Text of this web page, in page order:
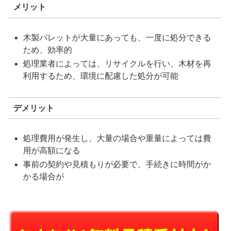
メリット
木製パレットが大量にあっても、一度に処分できる
ため、効率的
処理業者によっては、リサイクルを行い、木材を再
利用するため、環境に配慮した処分が可能
デメリット
処理費用が発生し、大量の場合や重量によっては費
用が高額になる
事前の契約や見積もりが必要で、手続きに時間がか
かる場合が